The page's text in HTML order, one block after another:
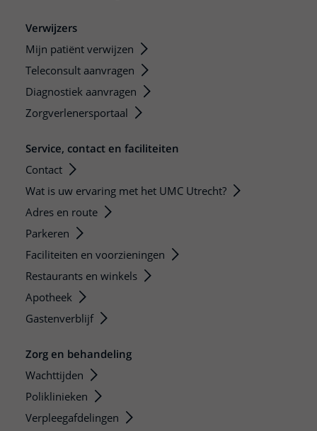
Verwijzers
Mijn patiënt verwijzen
Teleconsult aanvragen
Diagnostiek aanvragen
Zorgverlenersportaal
Service, contact en faciliteiten
Contact
Wat is uw ervaring met het UMC Utrecht?
Adres en route
Parkeren
Faciliteiten en voorzieningen
Restaurants en winkels
Apotheek
Gastenverblijf
Zorg en behandeling
Wachttijden
Poliklinieken
Verpleegafdelingen